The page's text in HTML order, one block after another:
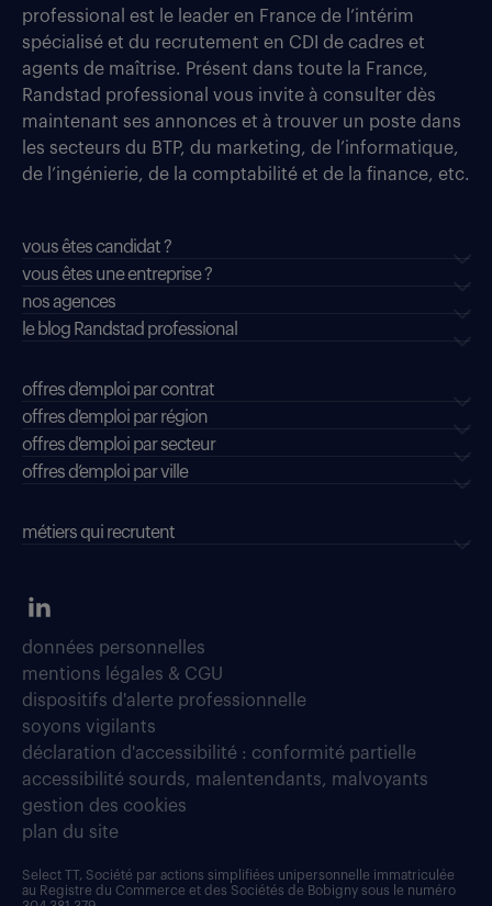
professional est le leader en France de l’intérim
spécialisé et du recrutement en CDI de cadres et
agents de maîtrise. Présent dans toute la France,
Randstad professional vous invite à consulter dès
maintenant ses annonces et à trouver un poste dans
les secteurs du BTP, du marketing, de l’informatique,
de l’ingénierie, de la comptabilité et de la finance, etc.
vous êtes candidat ?
vous êtes une entreprise ?
nos agences
le blog Randstad professional
offres d'emploi par contrat
offres d'emploi par région
offres d'emploi par secteur
offres d’emploi par ville
métiers qui recrutent
données personnelles
mentions légales & CGU
dispositifs d'alerte professionnelle
soyons vigilants
déclaration d'accessibilité : conformité partielle
accessibilité sourds, malentendants, malvoyants
gestion des cookies
plan du site
Select TT, Société par actions simplifiées unipersonnelle immatriculée
au Registre du Commerce et des Sociétés de Bobigny sous le numéro